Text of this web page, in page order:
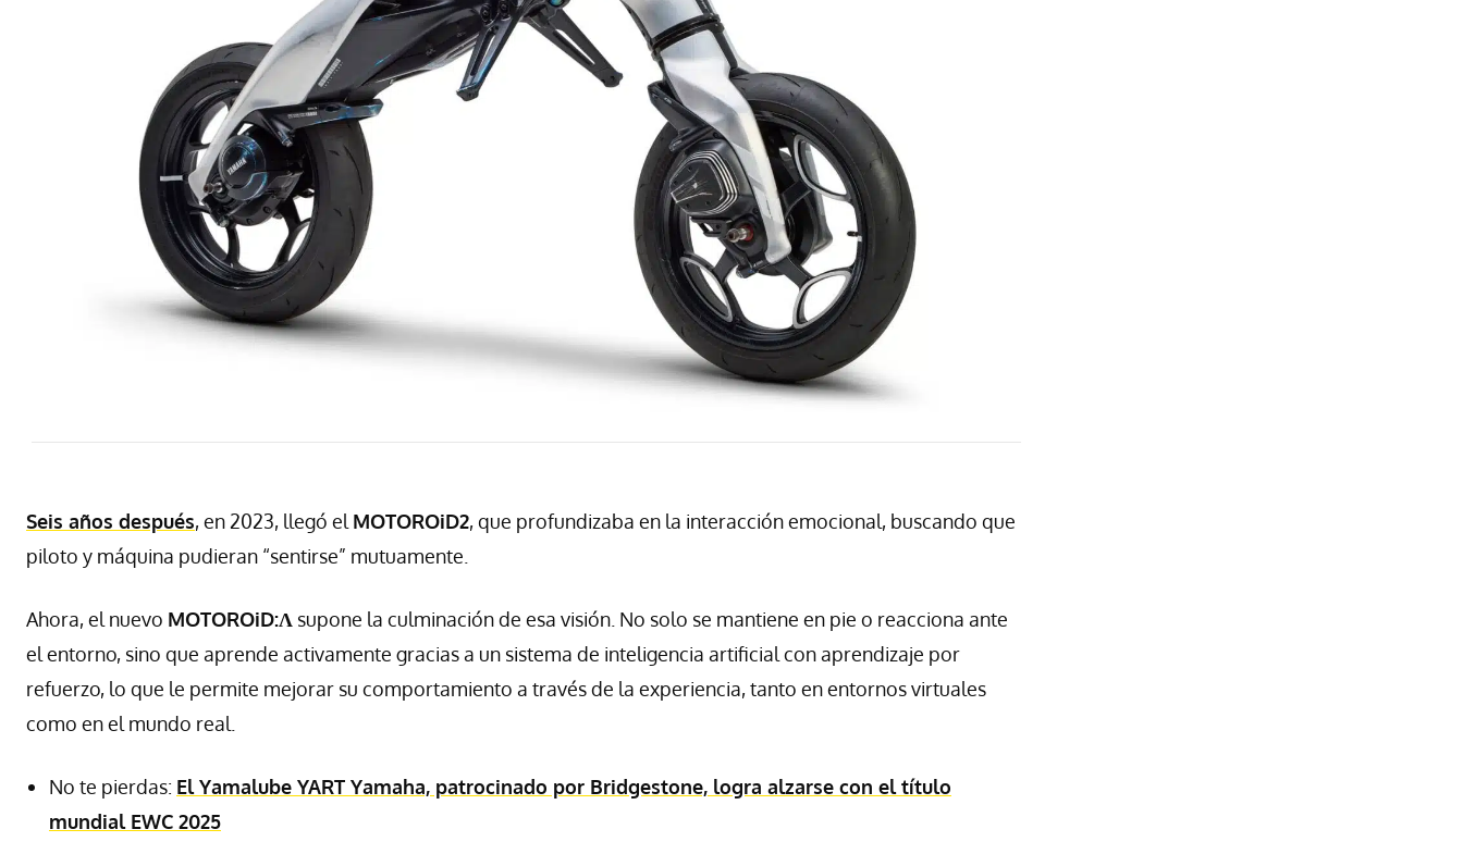
Seis años después, en 2023, llegó el MOTOROiD2, que profundizaba en la interacción emocional, buscando que
piloto y máquina pudieran “sentirse” mutuamente.
Ahora, el nuevo MOTOROiD:Λ supone la culminación de esa visión. No solo se mantiene en pie o reacciona ante
el entorno, sino que aprende activamente gracias a un sistema de inteligencia artificial con aprendizaje por
refuerzo, lo que le permite mejorar su comportamiento a través de la experiencia, tanto en entornos virtuales
como en el mundo real.
No te pierdas: El Yamalube YART Yamaha, patrocinado por Bridgestone, logra alzarse con el título
mundial EWC 2025